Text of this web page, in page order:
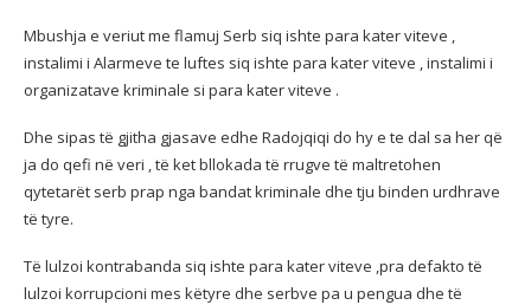
Mbushja e veriut me flamuj Serb siq ishte para kater viteve ,
instalimi i Alarmeve te luftes siq ishte para kater viteve , instalimi i
organizatave kriminale si para kater viteve .
Dhe sipas të gjitha gjasave edhe Radojqiqi do hy e te dal sa her që
ja do qefi në veri , të ket bllokada të rrugve të maltretohen
qytetarët serb prap nga bandat kriminale dhe tju binden urdhrave
të tyre.
Të lulzoi kontrabanda siq ishte para kater viteve ,pra defakto të
lulzoi korrupcioni mes këtyre dhe serbve pa u pengua dhe të